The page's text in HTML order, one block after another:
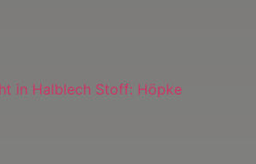
in Halblech Stoff: Höpke